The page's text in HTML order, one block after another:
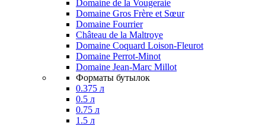
Domaine de la Vougeraie
Domaine Gros Frère et Sœur
Domaine Fourrier
Château de la Maltroye
Domaine Coquard Loison-Fleurot
Domaine Perrot-Minot
Domaine Jean-Marc Millot
Форматы бутылок
0.375 л
0.5 л
0.75 л
1.5 л